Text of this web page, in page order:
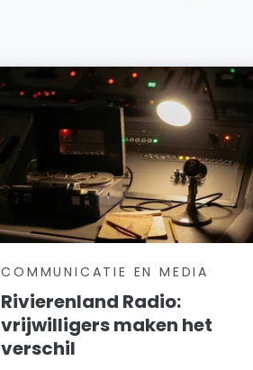
COMMUNICATIE EN MEDIA
Rivierenland Radio:
vrijwilligers maken het
verschil